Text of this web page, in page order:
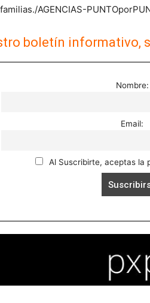
AGENCIAS-
boletín informativo,
Nombre:
Email:
Al Suscribirte, aceptas la